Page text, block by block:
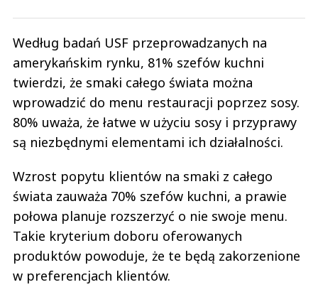
Według badań USF przeprowadzanych na
amerykańskim rynku, 81% szefów kuchni
twierdzi, że smaki całego świata można
wprowadzić do menu restauracji poprzez sosy.
80% uważa, że łatwe w użyciu sosy i przyprawy
są niezbędnymi elementami ich działalności.
Wzrost popytu klientów na smaki z całego
świata zauważa 70% szefów kuchni, a prawie
połowa planuje rozszerzyć o nie swoje menu.
Takie kryterium doboru oferowanych
produktów powoduje, że te będą zakorzenione
w preferencjach klientów.